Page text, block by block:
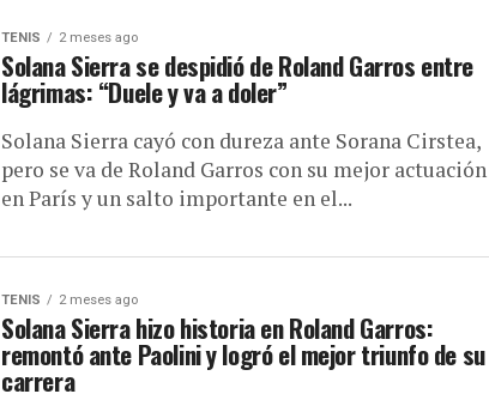
TENIS 2 meses ago
Solana Sierra se despidió de Roland Garros entre
lágrimas: “Duele y va a doler”
Solana Sierra cayó con dureza ante Sorana Cirstea,
pero se va de Roland Garros con su mejor actuación
en París y un salto importante en el...
TENIS 2 meses ago
Solana Sierra hizo historia en Roland Garros:
remontó ante Paolini y logró el mejor triunfo de su
carrera